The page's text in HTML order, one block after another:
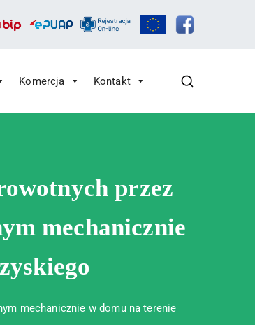
Komercja Kontakt
przez
mechanicznie
mechanicznie w domu na terenie